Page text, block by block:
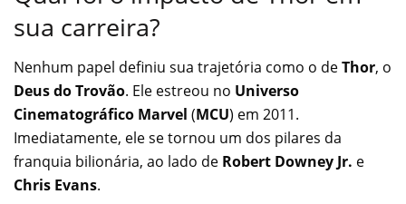
sua carreira?
Nenhum papel definiu sua trajetória como o deThor, o
Deus do Trovão. Ele estreou no Universo
Cinematográfico Marvel (MCU) em 2011.
Imediatamente, ele se tornou um dos pilares da
franquia bilionária, ao lado de Robert Downey Jr. e
Chris Evans.